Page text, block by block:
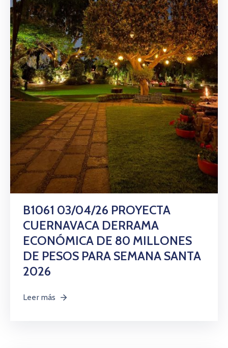
B1061 03/04/26 PROYECTA
CUERNAVACA DERRAMA
ECONÓMICA DE 80 MILLONES
DE PESOS PARA SEMANA SANTA
2026
Leer más